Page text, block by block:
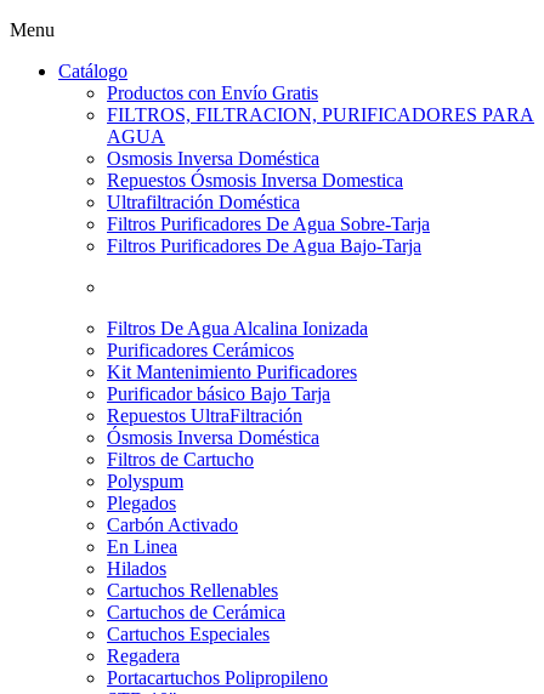
Menu
Catálogo
Productos con Envío Gratis
FILTROS, FILTRACION, PURIFICADORES PARA
AGUA
Osmosis Inversa Doméstica
Repuestos Ósmosis Inversa Domestica
Ultrafiltración Doméstica
Filtros Purificadores De Agua Sobre-Tarja
Filtros Purificadores De Agua Bajo-Tarja
Filtros De Agua Alcalina Ionizada
Purificadores Cerámicos
Kit Mantenimiento Purificadores
Purificador básico Bajo Tarja
Repuestos UltraFiltración
Ósmosis Inversa Doméstica
Filtros de Cartucho
Polyspum
Plegados
Carbón Activado
En Linea
Hilados
Cartuchos Rellenables
Cartuchos de Cerámica
Cartuchos Especiales
Regadera
Portacartuchos Polipropileno